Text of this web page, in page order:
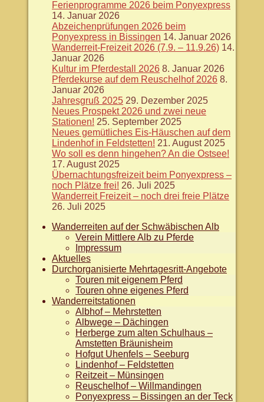
Ferienprogramme 2026 beim Ponyexpress
14. Januar 2026
Abzeichenprüfungen 2026 beim
Ponyexpress in Bissingen 14. Januar 2026
Wanderreit-Freizeit 2026 (7.9. – 11.9.26) 14.
Januar 2026
Kultur im Pferdestall 2026 8. Januar 2026
Pferdekurse auf dem Reuschelhof 2026 8.
Januar 2026
Jahresgruß 2025 29. Dezember 2025
Neues Prospekt 2026 und zwei neue
Stationen! 25. September 2025
Neues gemütliches Eis-Häuschen auf dem
Lindenhof in Feldstetten! 21. August 2025
Wo soll es denn hingehen? An die Ostsee!
17. August 2025
Übernachtungsfreizeit beim Ponyexpress –
noch Plätze frei! 26. Juli 2025
Wanderreit Freizeit – noch drei freie Plätze
26. Juli 2025
Wanderreiten auf der Schwäbischen Alb
Verein Mittlere Alb zu Pferde
Impressum
Aktuelles
Durchorganisierte Mehrtagesritt-Angebote
Touren mit eigenem Pferd
Touren ohne eigenes Pferd
Wanderreitstationen
Albhof – Mehrstetten
Albwege – Dächingen
Herberge zum alten Schulhaus –
Amstetten Bräunisheim
Hofgut Uhenfels – Seeburg
Lindenhof – Feldstetten
Reitzeit – Münsingen
Reuschelhof – Willmandingen
Ponyexpress – Bissingen an der Teck